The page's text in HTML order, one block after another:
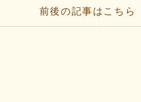
前後の記事はこちら